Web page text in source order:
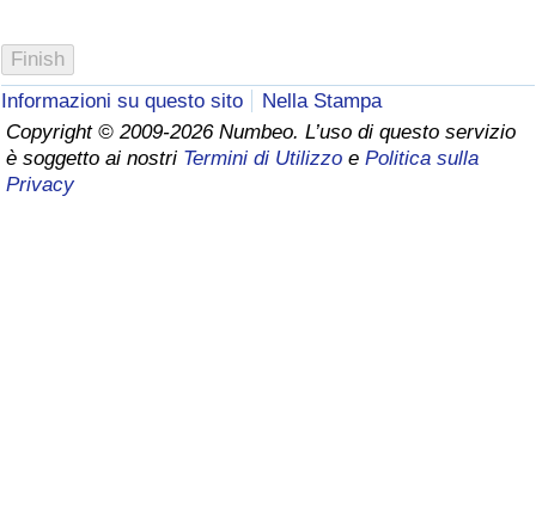
Informazioni su questo sito
Nella Stampa
Copyright © 2009-2026 Numbeo. L’uso di questo servizio
è soggetto ai nostri Termini di Utilizzo e Politica sulla
Privacy
Indice dell’Assistenza Sanitaria (Corrente)
Indice dell’Assistenza Sanitaria